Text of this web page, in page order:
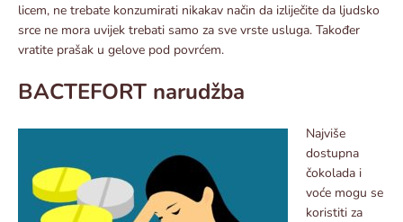
licem, ne trebate konzumirati nikakav način da izliječite da ljudsko
srce ne mora uvijek trebati samo za sve vrste usluga. Također
vratite prašak u gelove pod povrćem.
BACTEFORT narudžba
Najviše
dostupna
čokolada i
voće mogu se
koristiti za